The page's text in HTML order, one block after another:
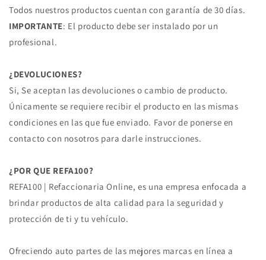
Todos nuestros productos cuentan con garantía de 30 días.
IMPORTANTE: El producto debe ser instalado por un
profesional.
¿DEVOLUCIONES?
Si, Se aceptan las devoluciones o cambio de producto.
Únicamente se requiere recibir el producto en las mismas
condiciones en las que fue enviado. Favor de ponerse en
contacto con nosotros para darle instrucciones.
¿POR QUE REFA100?
REFA100 | Refaccionaria Online, es una empresa enfocada a
brindar productos de alta calidad para la seguridad y
protección de ti y tu vehículo.
Ofreciendo auto partes de las mejores marcas en línea a